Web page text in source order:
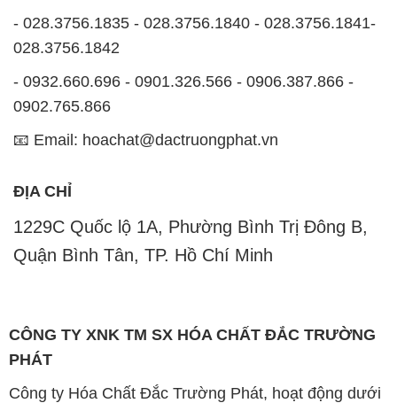
- 028.3756.1835 - 028.3756.1840 - 028.3756.1841-
028.3756.1842
- 0932.660.696 - 0901.326.566 - 0906.387.866 -
0902.765.866
📧 Email: hoachat@dactruongphat.vn
ĐỊA CHỈ
1229C Quốc lộ 1A, Phường Bình Trị Đông B,
Quận Bình Tân, TP. Hồ Chí Minh
CÔNG TY XNK TM SX HÓA CHẤT ĐẮC TRƯỜNG
PHÁT
Công ty Hóa Chất Đắc Trường Phát, hoạt động dưới